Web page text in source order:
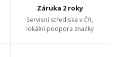
Záruka 2 roky
Servisní střediska v ČR,
lokální podpora značky